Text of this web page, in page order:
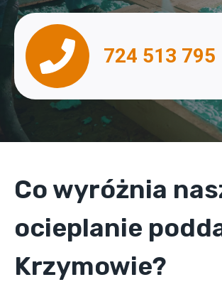
724 513 795
Co wyróżnia
ocieplanie
Krzymowie?